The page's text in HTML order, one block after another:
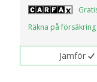
Räkna på försäkring
Jämför